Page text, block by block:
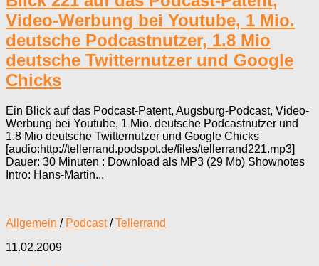
Video-Werbung bei Youtube, 1 Mio.
deutsche Podcastnutzer, 1.8 Mio
deutsche Twitternutzer und Google
Chicks
Ein Blick auf das Podcast-Patent, Augsburg-Podcast, Video-
Werbung bei Youtube, 1 Mio. deutsche Podcastnutzer und
1.8 Mio deutsche Twitternutzer und Google Chicks
[audio:http://tellerrand.podspot.de/files/tellerrand221.mp3]
Dauer: 30 Minuten : Download als MP3 (29 Mb) Shownotes
Intro: Hans-Martin...
Allgemein / Podcast/Tellerrand
11.02.2009